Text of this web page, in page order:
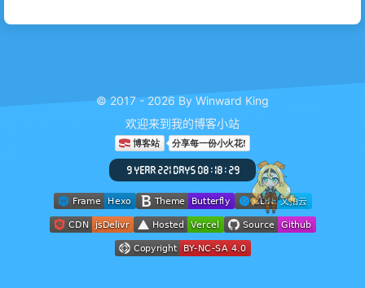
© 2017 - 2026 By Winward King
欢迎来到我的博客小站
9 YEAR 221 DAYS 08 : 18 : 31